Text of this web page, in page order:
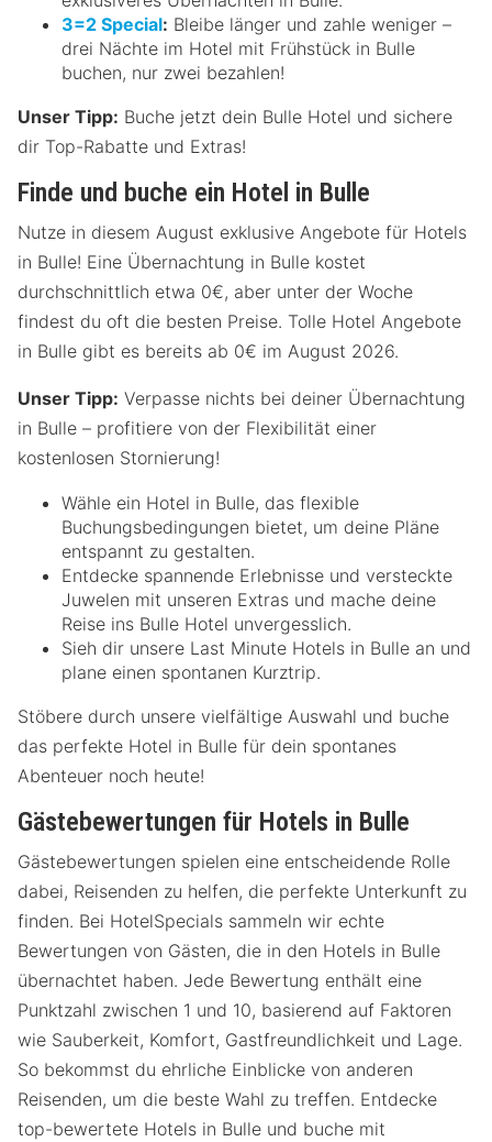
3=2 Special: Bleibe länger und zahle weniger –
drei Nächte im Hotel mit Frühstück in Bulle
buchen, nur zwei bezahlen!
Unser Tipp: Buche jetzt dein Bulle Hotel und sichere
dir Top-Rabatte und Extras!
Finde und buche ein Hotel in Bulle
Nutze in diesem August exklusive Angebote für Hotels
in Bulle! Eine Übernachtung in Bulle kostet
durchschnittlich etwa 0€, aber unter der Woche
findest du oft die besten Preise. Tolle Hotel Angebote
in Bulle gibt es bereits ab 0€ im August 2026.
Unser Tipp: Verpasse nichts bei deiner Übernachtung
in Bulle – profitiere von der Flexibilität einer
kostenlosen Stornierung!
Wähle ein Hotel in Bulle, das flexible
Buchungsbedingungen bietet, um deine Pläne
entspannt zu gestalten.
Entdecke spannende Erlebnisse und versteckte
Juwelen mit unseren Extras und mache deine
Reise ins Bulle Hotel unvergesslich.
Sieh dir unsere Last Minute Hotels in Bulle an und
plane einen spontanen Kurztrip.
Stöbere durch unsere vielfältige Auswahl und buche
das perfekte Hotel in Bulle für dein spontanes
Abenteuer noch heute!
Gästebewertungen für Hotels in Bulle
Gästebewertungen spielen eine entscheidende Rolle
dabei, Reisenden zu helfen, die perfekte Unterkunft zu
finden. Bei HotelSpecials sammeln wir echte
Bewertungen von Gästen, die in den Hotels in Bulle
übernachtet haben. Jede Bewertung enthält eine
Punktzahl zwischen 1 und 10, basierend auf Faktoren
wie Sauberkeit, Komfort, Gastfreundlichkeit und Lage.
So bekommst du ehrliche Einblicke von anderen
Reisenden, um die beste Wahl zu treffen. Entdecke
top-bewertete Hotels in Bulle und buche mit